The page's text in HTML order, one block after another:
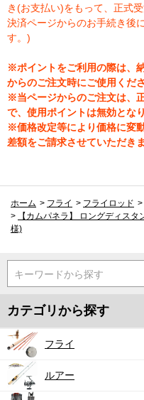
き(お支払い)をもって、正式
決済ページからのお手続き後
す。)
※ポイントをご利用の際は、
からのご注文時にご使用くださ
※当ページからのご注文は、
で、使用ポイントは無効となり
※価格改定等により価格に変
差額をご請求させていただきま
ホーム > フライ > フライロッド >
>
【カムパネラ】 ロングディス
様)
キーワードから探す
カテゴリから探す
フライ
ルアー